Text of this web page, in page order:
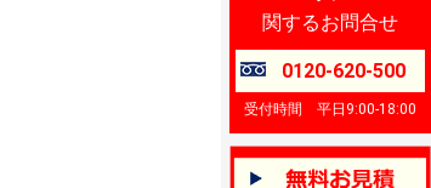
関するお問合せ
0120-620-500
受付時間 平日9:00-18:00